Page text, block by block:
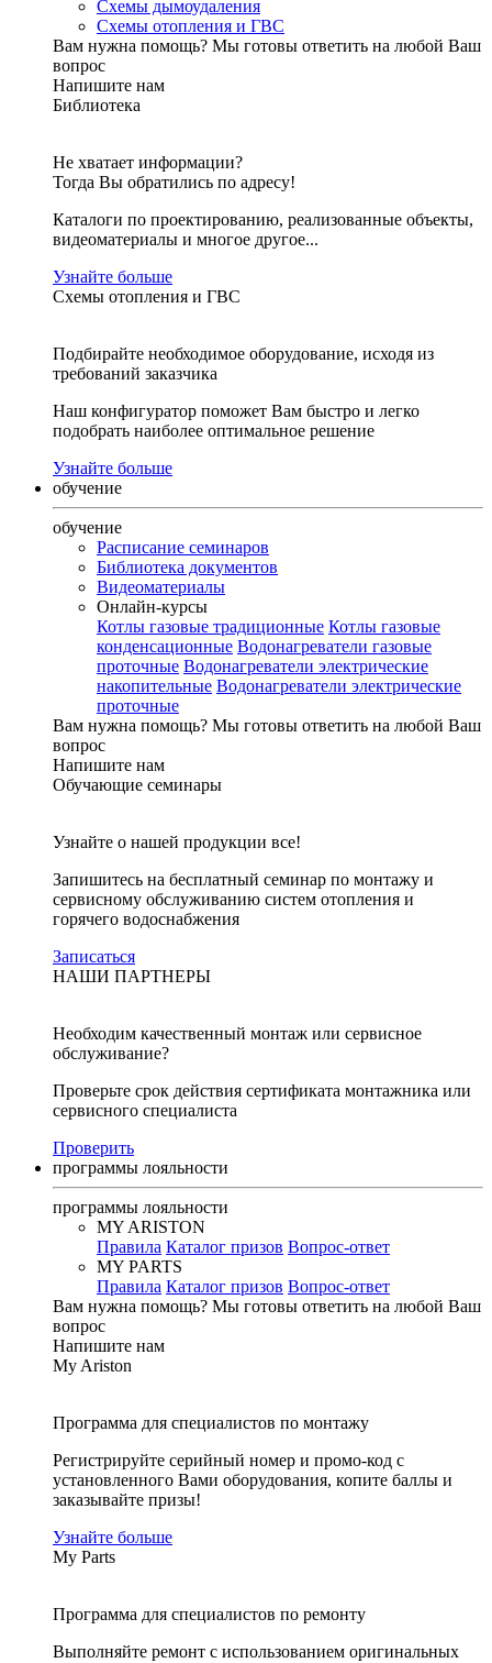
Схемы дымоудаления
Схемы отопления и ГВС
Вам нужна помощь? Мы готовы ответить на любой Ваш
вопрос
Напишите нам
Библиотека
Не хватает информации?
Тогда Вы обратились по адресу!
Каталоги по проектированию, реализованные объекты,
видеоматериалы и многое другое...
Узнайте больше
Схемы отопления и ГВС
Подбирайте необходимое оборудование, исходя из
требований заказчика
Наш конфигуратор поможет Вам быстро и легко
подобрать наиболее оптимальное решение
Узнайте больше
обучение
обучение
Расписание семинаров
Библиотека документов
Видеоматериалы
Онлайн-курсы
Котлы газовые традиционные Котлы газовые
конденсационные Водонагреватели газовые
проточные Водонагреватели электрические
накопительные Водонагреватели электрические
проточные
Вам нужна помощь? Мы готовы ответить на любой Ваш
вопрос
Напишите нам
Обучающие семинары
Узнайте о нашей продукции все!
Запишитесь на бесплатный семинар по монтажу и
сервисному обслуживанию систем отопления и
горячего водоснабжения
Записаться
НАШИ ПАРТНЕРЫ
Необходим качественный монтаж или сервисное
обслуживание?
Проверьте срок действия сертификата монтажника или
сервисного специалиста
Проверить
программы лояльности
программы лояльности
MY ARISTON
Правила Каталог призов Вопрос-ответ
MY PARTS
Правила Каталог призов Вопрос-ответ
Вам нужна помощь? Мы готовы ответить на любой Ваш
вопрос
Напишите нам
My Ariston
Программа для специалистов по монтажу
Регистрируйте серийный номер и промо-код с
установленного Вами оборудования, копите баллы и
заказывайте призы!
Узнайте больше
My Parts
Программа для специалистов по ремонту
Выполняйте ремонт с использованием оригинальных